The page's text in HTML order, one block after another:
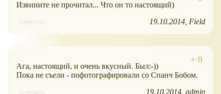
Извините не прочитал... Что он то настоящий)
ответить 19.10.2014 Field
Ага, настоящий, и очень вкусный. Был:-))
Пока не съели - пофотографировали со Спанч Бобом.
ответить 19.10.2014 admin